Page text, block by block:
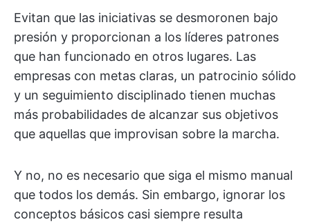
Evitan que las iniciativas se desmoronen bajo
presión y proporcionan a los líderes patrones
que han funcionado en otros lugares. Las
empresas con metas claras, un patrocinio sólido
y un seguimiento disciplinado tienen muchas
más probabilidades de alcanzar sus objetivos
que aquellas que improvisan sobre la marcha.
Y no, no es necesario que siga el mismo manual
que todos los demás. Sin embargo, ignorar los
conceptos básicos casi siempre resulta